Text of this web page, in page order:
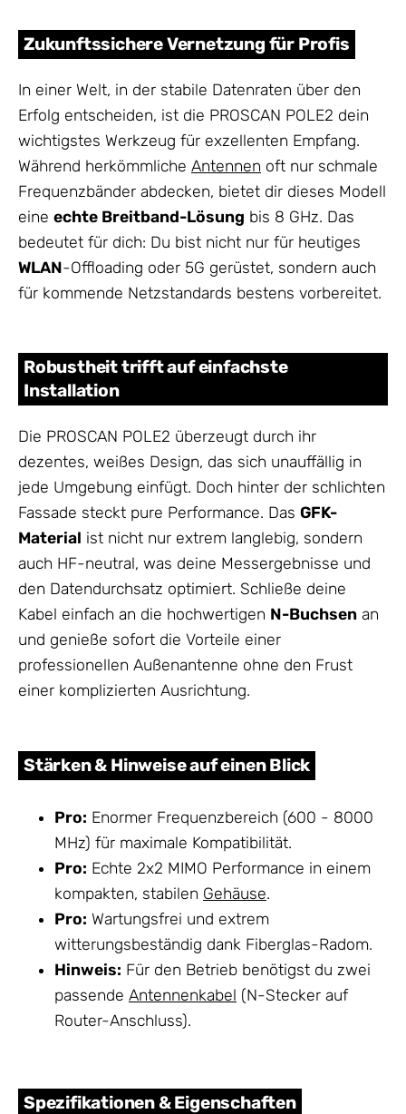
Zukunftssichere Vernetzung für Profis
In einer Welt, in der stabile Datenraten über den
Erfolg entscheiden, ist die PROSCAN POLE2 dein
wichtigstes Werkzeug für exzellenten Empfang.
Während herkömmliche Antennen oft nur schmale
Frequenzbänder abdecken, bietet dir dieses Modell
eine echte Breitband-Lösung bis 8 GHz. Das
bedeutet für dich: Du bist nicht nur für heutiges
WLAN-Offloading oder 5G gerüstet, sondern auch
für kommende Netzstandards bestens vorbereitet.
Robustheit trifft auf einfachste
Installation
Die PROSCAN POLE2 überzeugt durch ihr
dezentes, weißes Design, das sich unauffällig in
jede Umgebung einfügt. Doch hinter der schlichten
Fassade steckt pure Performance. Das GFK-
Material ist nicht nur extrem langlebig, sondern
auch HF-neutral, was deine Messergebnisse und
den Datendurchsatz optimiert. Schließe deine
Kabel einfach an die hochwertigen N-Buchsen an
und genieße sofort die Vorteile einer
professionellen Außenantenne ohne den Frust
einer komplizierten Ausrichtung.
Stärken & Hinweise auf einen Blick
Pro: Enormer Frequenzbereich (600 - 8000
MHz) für maximale Kompatibilität.
Pro: Echte 2x2 MIMO Performance in einem
kompakten, stabilen Gehäuse.
Pro: Wartungsfrei und extrem
witterungsbeständig dank Fiberglas-Radom.
Hinweis: Für den Betrieb benötigst du zwei
passende Antennenkabel (N-Stecker auf
Router-Anschluss).
Spezifikationen & Eigenschaften